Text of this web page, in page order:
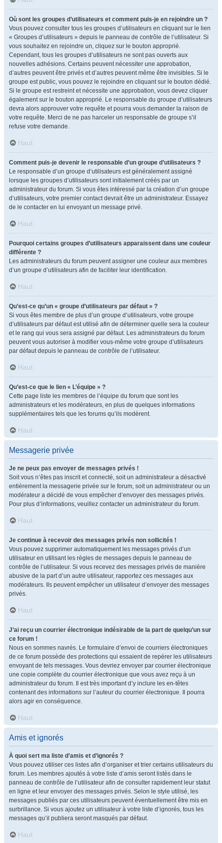
Où sont les groupes d’utilisateurs et comment puis-je en rejoindre un ?
Vous pouvez consulter tous les groupes d’utilisateurs en cliquant sur le lien
« Groupes d’utilisateurs » depuis le panneau de contrôle de l’utilisateur. Si
vous souhaitez en rejoindre un, cliquez sur le bouton approprié.
Cependant, tous les groupes d’utilisateurs ne sont pas ouverts aux
nouvelles adhésions. Certains peuvent nécessiter une approbation,
d’autres peuvent être privés et d’autres peuvent même être invisibles. Si le
groupe est public, vous pouvez le rejoindre en cliquant sur le bouton dédié.
Si le groupe est restreint et nécessite une approbation, vous devez cliquer
également sur le bouton approprié. Le responsable du groupe d’utilisateurs
devra alors approuver votre requête et pourra vous demander la raison de
votre requête. Merci de ne pas harceler un responsable de groupe s’il
refuse votre demande.
Haut
Comment puis-je devenir le responsable d’un groupe d’utilisateurs ?
Le responsable d’un groupe d’utilisateurs est généralement assigné
lorsque les groupes d’utilisateurs sont initialement créés par un
administrateur du forum. Si vous êtes intéressé par la création d’un groupe
d’utilisateurs, votre premier contact devrait être un administrateur. Essayez
de le contacter en lui envoyant un message privé.
Haut
Pourquoi certains groupes d’utilisateurs apparaissent dans une couleur
différente ?
Les administrateurs du forum peuvent assigner une couleur aux membres
d’un groupe d’utilisateurs afin de faciliter leur identification.
Haut
Qu’est-ce qu’un « groupe d’utilisateurs par défaut » ?
Si vous êtes membre de plus d’un groupe d’utilisateurs, votre groupe
d’utilisateurs par défaut est utilisé afin de déterminer quelle sera la couleur
et le rang qui vous sera assigné par défaut. Les administrateurs du forum
peuvent vous autoriser à modifier vous-même votre groupe d’utilisateurs
par défaut depuis le panneau de contrôle de l’utilisateur.
Haut
Qu’est-ce que le lien « L’équipe » ?
Cette page liste les membres de l’équipe du forum que sont les
administrateurs et les modérateurs, en plus de quelques informations
supplémentaires tels que les forums qu’ils modèrent.
Haut
Messagerie privée
Je ne peux pas envoyer de messages privés !
Soit vous n’êtes pas inscrit et connecté, soit un administrateur a désactivé
entièrement la messagerie privée sur le forum, soit un administrateur ou un
modérateur a décidé de vous empêcher d’envoyer des messages privés.
Pour plus d’informations, veuillez contacter un administrateur du forum.
Haut
Je continue à recevoir des messages privés non sollicités !
Vous pouvez supprimer automatiquement les messages privés d’un
utilisateur en utilisant les règles de messages depuis le panneau de
contrôle de l’utilisateur. Si vous recevez des messages privés de manière
abusive de la part d’un autre utilisateur, rapportez ces messages aux
modérateurs. Ils peuvent empêcher un utilisateur d’envoyer des messages
privés.
Haut
J’ai reçu un courrier électronique indésirable de la part de quelqu’un sur
ce forum !
Nous en sommes navrés. Le formulaire d’envoi de courriers électroniques
de ce forum possède des protections qui essaient de repérer les utilisateurs
envoyant de tels messages. Vous devriez envoyer par courrier électronique
une copie complète du courrier électronique que vous avez reçu à un
administrateur du forum. Il est très important d’y inclure les en-têtes
contenant des informations sur l’auteur du courrier électronique. Il pourra
alors agir en conséquence.
Haut
Amis et ignorés
À quoi sert ma liste d’amis et d’ignorés ?
Vous pouvez utiliser ces listes afin d’organiser et trier certains utilisateurs du
forum. Les membres ajoutés à votre liste d’amis seront listés dans le
panneau de contrôle de l’utilisateur afin de consulter rapidement leur statut
en ligne et leur envoyer des messages privés. Selon le style utilisé, les
messages publiés par ces utilisateurs peuvent éventuellement être mis en
surbrillance. Si vous ajoutez un utilisateur à votre liste d’ignorés, tous les
messages qu’il publiera seront masqués par défaut.
Haut